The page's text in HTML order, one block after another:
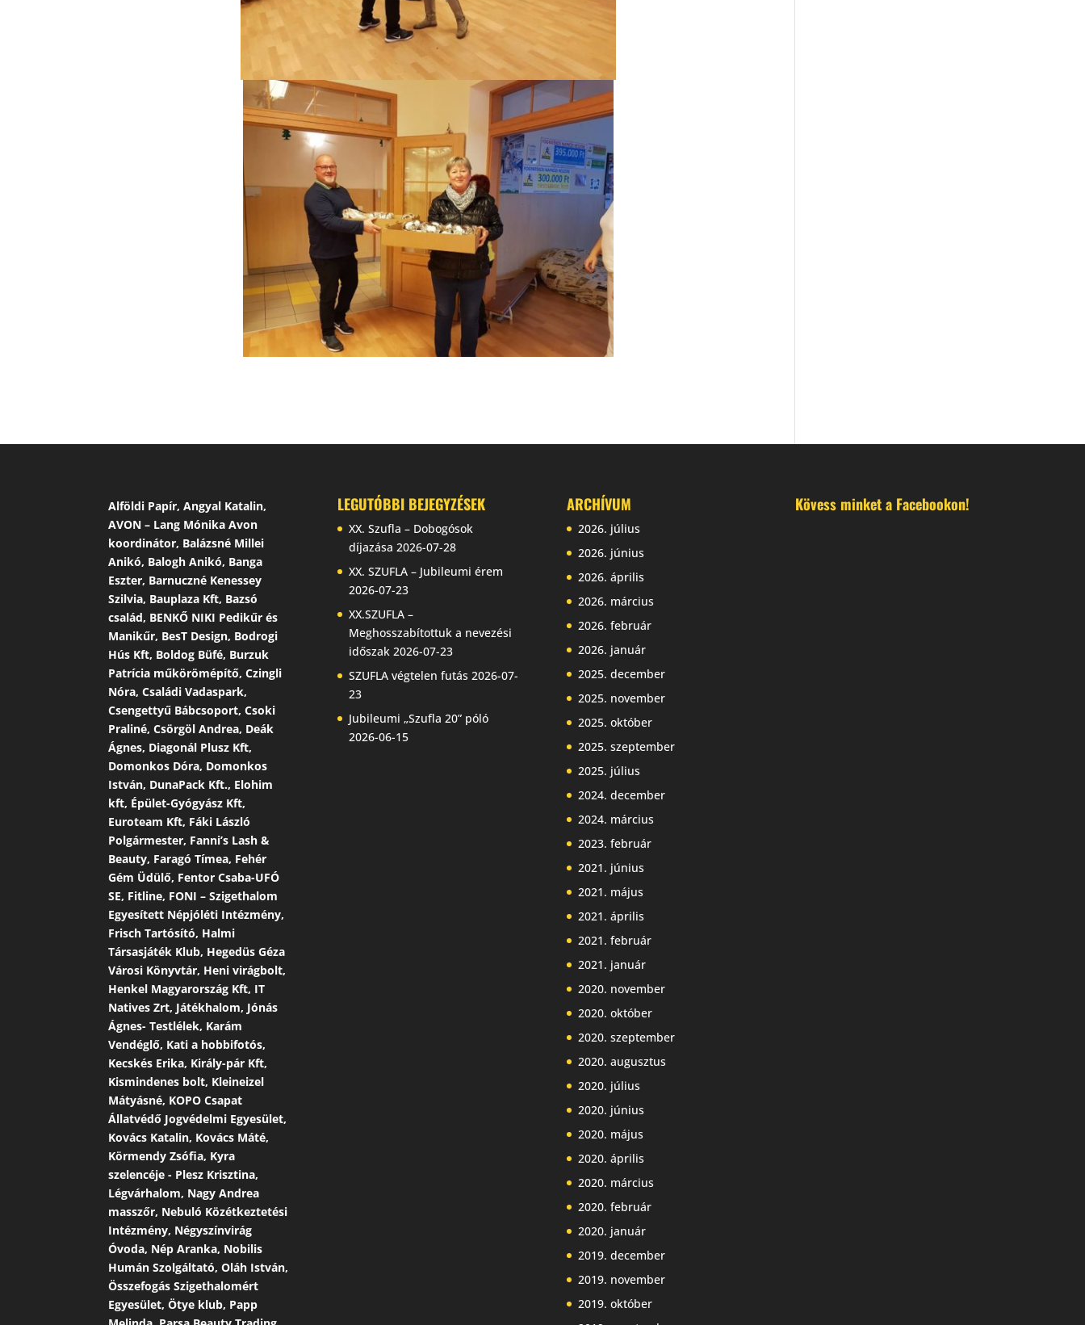
Alföldi Papír, Angyal Katalin,
AVON – Lang Mónika Avon
koordinátor, Balázsné Millei
Anikó, Balogh Anikó, Banga
Eszter, Barnuczné Kenessey
Szilvia, Bauplaza Kft, Bazsó
család, BENKŐ NIKI Pedikűr és
Manikűr, BesT Design, Bodrogi
Hús Kft, Boldog Büfé, Burzuk
Patrícia műkörömépítő, Czingli
Nóra, Családi Vadaspark,
Csengettyű Bábcsoport, Csoki
Praliné, Csörgöl Andrea, Deák
Ágnes, Diagonál Plusz Kft,
Domonkos Dóra, Domonkos
István, DunaPack Kft., Elohim
kft, Épület-Gyógyász Kft,
Euroteam Kft, Fáki László
Polgármester, Fanni’s Lash &
Beauty, Faragó Tímea, Fehér
Gém Üdülő, Fentor Csaba-UFÓ
SE, Fitline, FONI – Szigethalom
Egyesített Népjóléti Intézmény,
Frisch Tartósító, Halmi
Társasjáték Klub, Hegedüs Géza
Városi Könyvtár, Heni virágbolt,
Henkel Magyarország Kft, IT
Natives Zrt, Játékhalom, Jónás
Ágnes- Testlélek, Karám
Vendéglő, Kati a hobbifotós,
Kecskés Erika, Király-pár Kft,
Kismindenes bolt, Kleineizel
Mátyásné, KOPO Csapat
Állatvédő Jogvédelmi Egyesület,
Kovács Katalin, Kovács Máté,
Körmendy Zsófia, Kyra
szelencéje - Plesz Krisztina,
Légvárhalom, Nagy Andrea
masszőr, Nebuló Közétkeztetési
Intézmény, Négyszínvirág
Óvoda, Nép Aranka, Nobilis
Humán Szolgáltató, Oláh István,
Összefogás Szigethalomért
Egyesület, Ötye klub, Papp
LEGUTÓBBI BEJEGYZÉSEK
XX. Szufla – Dobogósok
díjazása 2026-07-28
XX. SZUFLA – Jubileumi érem
2026-07-23
XX.SZUFLA –
Meghosszabítottuk a nevezési
időszak 2026-07-23
SZUFLA végtelen futás 2026-07-
23
Jubileumi „Szufla 20” póló
2026-06-15
ARCHÍVUM
2026. július
2026. június
2026. április
2026. március
2026. február
2026. január
2025. december
2025. november
2025. október
2025. szeptember
2025. július
2024. december
2024. március
2023. február
2021. június
2021. május
2021. április
2021. február
2021. január
2020. november
2020. október
2020. szeptember
2020. augusztus
2020. július
2020. június
2020. május
2020. április
2020. március
2020. február
2020. január
2019. december
2019. november
2019. október
Kövess minket a Facebookon!